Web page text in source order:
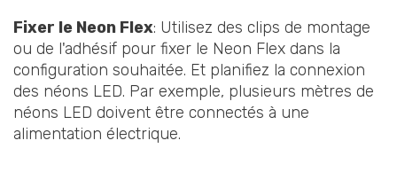
Fixer le Neon Flex: Utilisez des clips de montage
ou de l'adhésif pour fixer le Neon Flex dans la
configuration souhaitée. Et planifiez la connexion
des néons LED. Par exemple, plusieurs mètres de
néons LED doivent être connectés à une
alimentation électrique.